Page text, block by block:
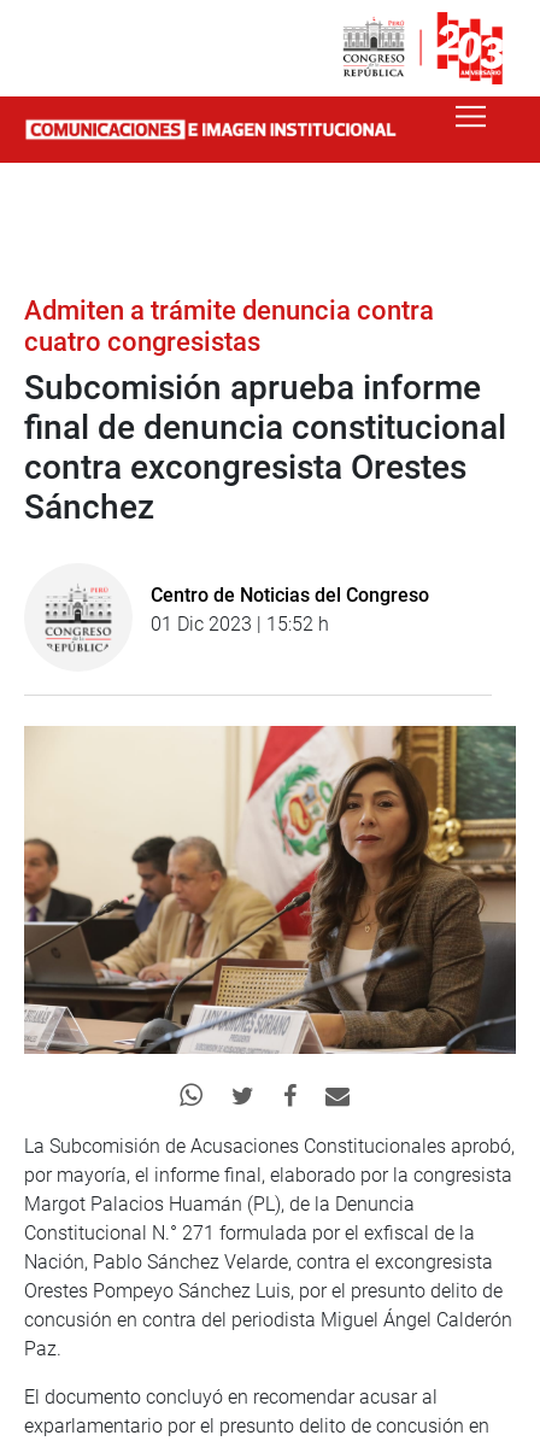
Admiten a trámite denuncia contra
cuatro congresistas
Subcomisión aprueba informe
final de denuncia constitucional
contra excongresista Orestes
Sánchez
Centro de Noticias del Congreso
01 Dic 2023 | 15:52 h
La Subcomisión de Acusaciones Constitucionales aprobó,
por mayoría, el informe final, elaborado por la congresista
Margot Palacios Huamán (PL), de la Denuncia
Constitucional N.° 271 formulada por el exfiscal de la
Nación, Pablo Sánchez Velarde, contra el excongresista
Orestes Pompeyo Sánchez Luis, por el presunto delito de
concusión en contra del periodista Miguel Ángel Calderón
Paz.
El documento concluyó en recomendar acusar al
exparlamentario por el presunto delito de concusión en